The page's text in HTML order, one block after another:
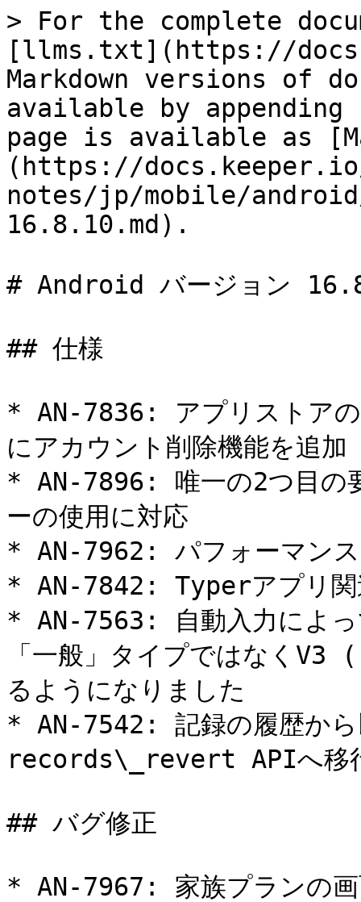
> For the complete
[llms.txt](https://
Markdown versions of
available by
page is available as
(https://
notes/jp/mobile/
16.8.10.md).
# Android バージョン
## 仕様
* AN-7836: アプリストアの
にアカウント削除機能を追加
* AN-7896: 唯一の2つ目の
ーの使用に対応
* AN-7962: パフォーマンス
* AN-7842: Typerアプリ関
* AN-7563: 自動入力によっ
「一般」タイプではなく
るようになりました
* AN-7542: 記録の履歴から
records\_revert APIへ移
## バグ修正
* AN-7967: 家族プランの画